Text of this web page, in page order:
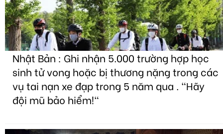
Nhật Bản : Ghi nhận 5.000 trường hợp học
sinh tử vong hoặc bị thương nặng trong các
vụ tai nạn xe đạp trong 5 năm qua . "Hãy
đội mũ bảo hiểm!"